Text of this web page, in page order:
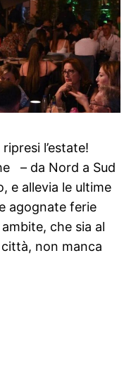
l’estate!
– da Nord a Sud
e allevia le ultime
agognate ferie
che sia al
non manca